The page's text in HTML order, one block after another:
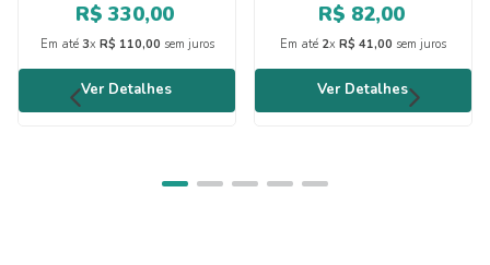
R$ 330,00
Em até 3x R$ 110,00 sem juros
R$ 82,00
Em até 2x R$ 41,00 sem juros